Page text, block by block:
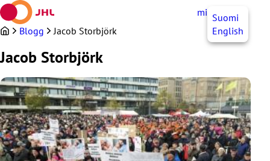
Hoppa
till
innehållet
mittJHL SV
Suomi
English
Blogg Jacob Storbjörk
Jacob Storbjörk